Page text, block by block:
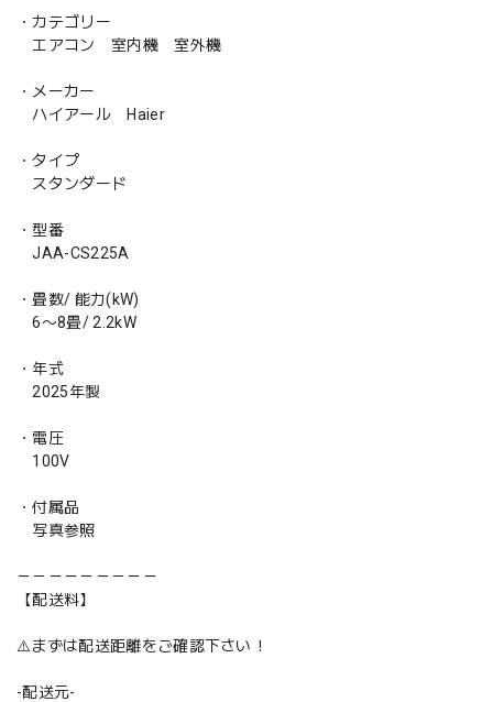
・カテゴリー
エアコン 室内機 室外機
・メーカー
ハイアール Haier
・タイプ
スタンダード
・型番
JAA-CS225A
・畳数/ 能力(kW)
6〜8畳/ 2.2kW
・年式
2025年製
・電圧
100V
・付属品
写真参照
－－－－－－－－－
【配送料】
⚠️まずは配送距離をご確認下さい！
-配送元-